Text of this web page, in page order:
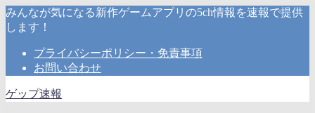
みんなが気になる新作ゲームアプリの5ch情報を速報で提供
します！
プライバシーポリシー・免責事項
お問い合わせ
ゲップ速報